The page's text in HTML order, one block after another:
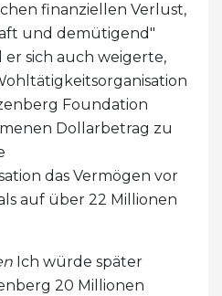
finanziellen Verlust,
und demütigend"
sich auch weigerte,
Foundation
Dollarbetrag zu
das Vermögen vor
auf über 22 Millionen
Ich würde später
20 Millionen